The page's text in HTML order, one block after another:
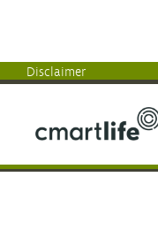
Disclaimer